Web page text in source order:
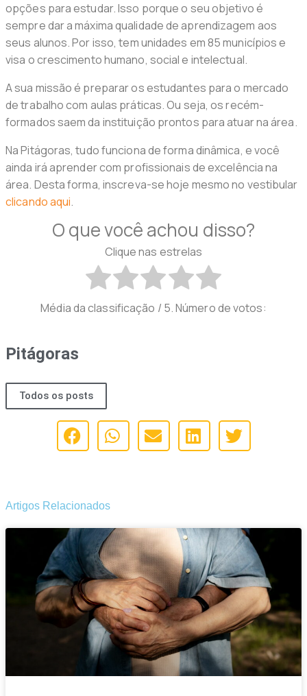
opções para estudar. Isso porque o seu objetivo é
sempre dar a máxima qualidade de aprendizagem aos
seus alunos. Por isso, tem unidades em 85 municípios e
visa o crescimento humano, social e intelectual.
A sua missão é preparar os estudantes para o mercado
de trabalho com aulas práticas. Ou seja, os recém-
formados saem da instituição prontos para atuar na área.
Na Pitágoras, tudo funciona de forma dinâmica, e você
ainda irá aprender com profissionais de excelência na
área. Desta forma, inscreva-se hoje mesmo no vestibular
clicando aqui.
O que você achou disso?
Clique nas estrelas
Média da classificação / 5. Número de votos:
Pitágoras
Todos os posts
Artigos Relacionados